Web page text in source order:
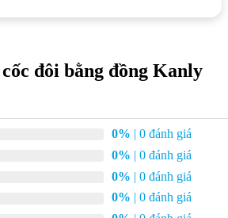
Giá Để Cốc Đôi Bằng
hỗ trợ sắp xếp bàn chải đánh răng,
tiện trong quá trình sử dụng hằng
đôi bằng đồng Kanly
0% | 0 đánh giá
0% | 0 đánh giá
0% | 0 đánh giá
0% | 0 đánh giá